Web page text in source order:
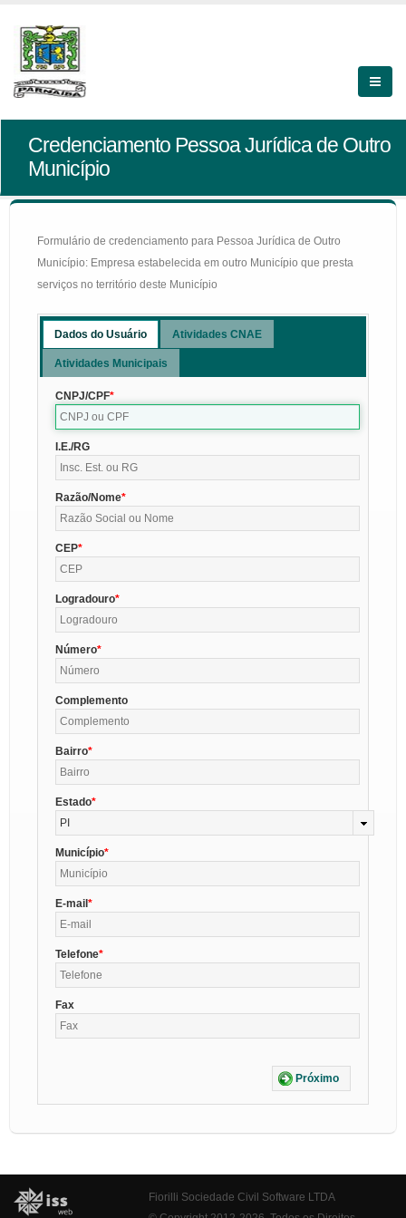
Credenciamento Pessoa Jurídica de Outro
Município
Formulário de credenciamento para Pessoa Jurídica de Outro
Município: Empresa estabelecida em outro Município que presta
serviços no território deste Município
Dados do Usuário Atividades CNAE
Atividades Municipais
CNPJ/CPF
I.E./RG
Razão/Nome
CEP
Logradouro
Número
Complemento
Bairro
Estado
PI
Município
E-mail
Telefone
Fax
Próximo
Fiorilli Sociedade Civil Software LTDA